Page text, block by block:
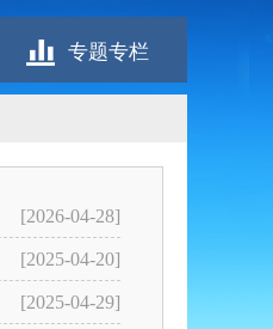
专题专栏
[2026-04-28]
[2025-04-20]
[2025-04-29]